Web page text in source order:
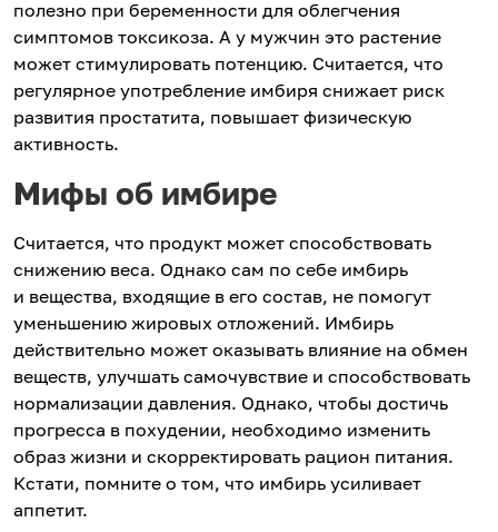
полезно при беременности для облегчения
симптомов токсикоза. А у мужчин это растение
может стимулировать потенцию. Считается, что
регулярное употребление имбиря снижает риск
развития простатита, повышает физическую
активность.
Мифы об имбире
Считается, что продукт может способствовать
снижению веса. Однако сам по себе имбирь
и вещества, входящие в его состав, не помогут
уменьшению жировых отложений. Имбирь
действительно может оказывать влияние на обмен
веществ, улучшать самочувствие и способствовать
нормализации давления. Однако, чтобы достичь
прогресса в похудении, необходимо изменить
образ жизни и скорректировать рацион питания.
Кстати, помните о том, что имбирь усиливает
аппетит.